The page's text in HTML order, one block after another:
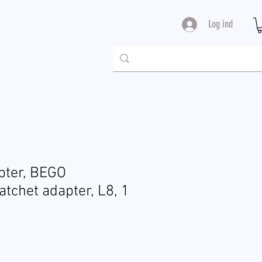
Log ind
BEGO
adapter, L8, 1